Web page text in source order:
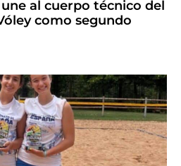
al cuerpo técnico del
como segundo